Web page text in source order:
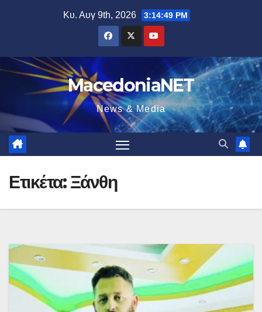
Κυ. Αυγ 9th, 2026 3:14:49 PM
MacedoniaNET
News & Media
Ετικέτα:Ξάνθη